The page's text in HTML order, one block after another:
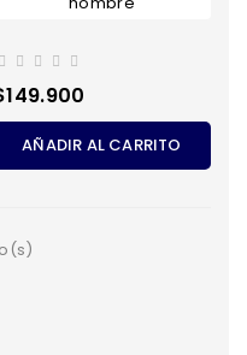
AÑADIR AL CARRITO